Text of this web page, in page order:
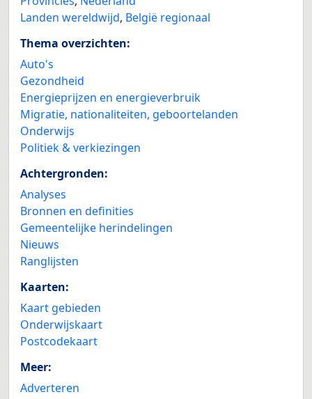
Landen wereldwijd, België regionaal
Thema overzichten:
Auto's
Gezondheid
Energieprijzen en energieverbruik
Migratie, nationaliteiten, geboortelanden
Onderwijs
Politiek & verkiezingen
Achtergronden:
Analyses
Bronnen en definities
Gemeentelijke herindelingen
Nieuws
Ranglijsten
Kaarten:
Kaart gebieden
Onderwijskaart
Postcodekaart
Meer:
Adverteren